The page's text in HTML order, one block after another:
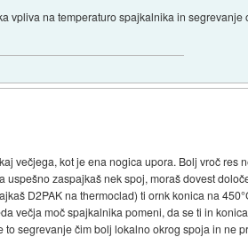
vpliva na temperaturo spajkalnika in
večjega, kot je ena nogica upora. Bolj vroč
zaspajkaš nek spoj, moraš dovest
D2PAK na thermoclad) ti ornk konica na
večja moč spajkalnika pomeni, da se ti in
segrevanje čim bolj lokalno okrog spoja in ne